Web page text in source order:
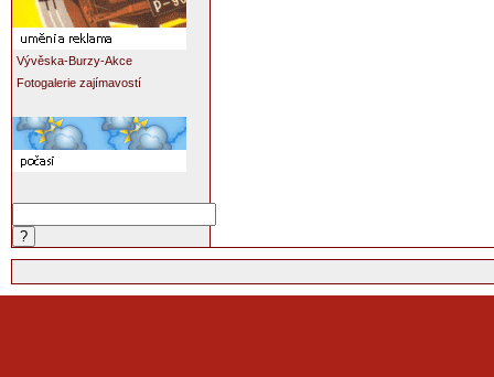
Vývěska-Burzy-Akce
Fotogalerie zajímavostí